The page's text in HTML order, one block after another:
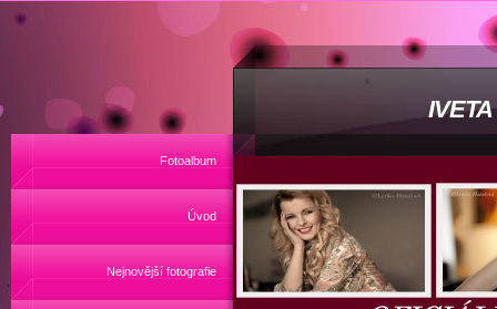
Fotoalbum
Úvod
Nejnovější fotografie